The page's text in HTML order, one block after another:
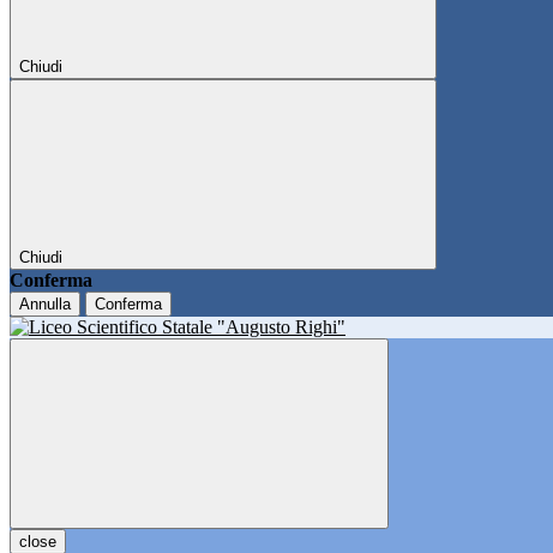
Chiudi
Chiudi
Conferma
Annulla Conferma
close